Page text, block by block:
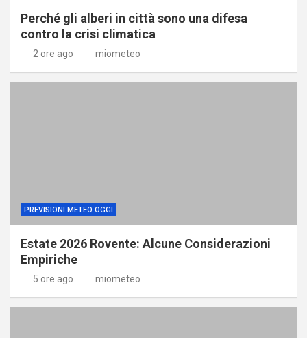
Perché gli alberi in città sono una difesa
contro la crisi climatica
2 ore ago miometeo
PREVISIONI METEO OGGI
Estate 2026 Rovente: Alcune Considerazioni
Empiriche
5 ore ago miometeo